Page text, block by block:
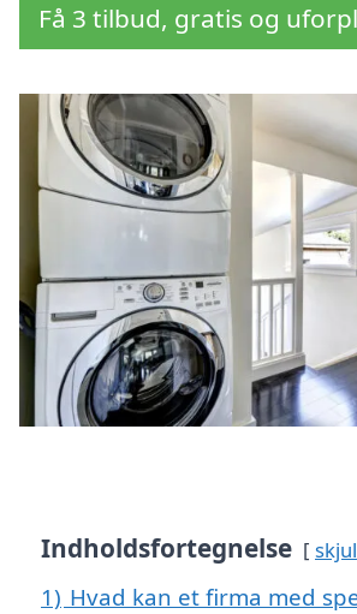
Få 3 tilbud, gratis og
Indholdsfortegnelse skjul
1) Hvad kan et firma med